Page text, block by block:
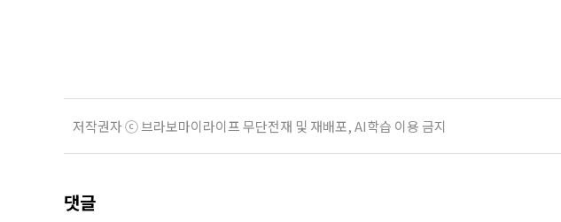
저작권자 ⓒ 브라보마이라이프 무단전재 및 재배포, AI학습 이용 금지
댓글